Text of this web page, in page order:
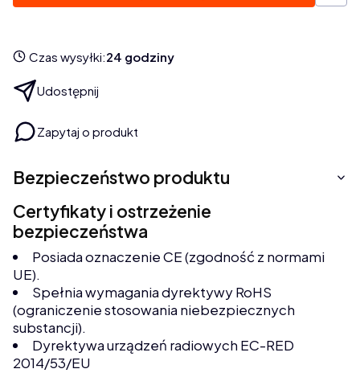
Czas wysyłki:24 godziny
Udostępnij
Zapytaj o produkt
Bezpieczeństwo produktu
Certyfikaty i ostrzeżenie
bezpieczeństwa
Posiada oznaczenie CE (zgodność z normami
UE).
Spełnia wymagania dyrektywy RoHS
(ograniczenie stosowania niebezpiecznych
substancji).
Dyrektywa urządzeń radiowych EC-RED
2014/53/EU